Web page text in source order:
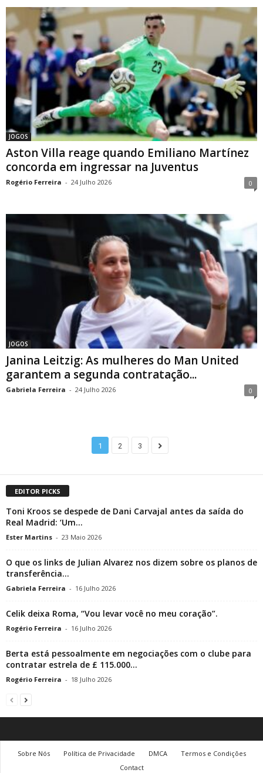
JOGOS
Aston Villa reage quando Emiliano Martínez
concorda em ingressar na Juventus
Rogério Ferreira - 24 Julho 2026 0
JOGOS
Janina Leitzig: As mulheres do Man United
garantem a segunda contratação...
Gabriela Ferreira - 24 Julho 2026 0
1 2 3
EDITOR PICKS
Toni Kroos se despede de Dani Carvajal antes da saída do
Real Madrid: ‘Um...
Ester Martins - 23 Maio 2026
O que os links de Julian Alvarez nos dizem sobre os planos de
transferência...
Gabriela Ferreira - 16 Julho 2026
Celik deixa Roma, “Vou levar você no meu coração”.
Rogério Ferreira - 16 Julho 2026
Berta está pessoalmente em negociações com o clube para
contratar estrela de £ 115.000...
Rogério Ferreira - 18 Julho 2026
Sobre Nós Política de Privacidade DMCA
Termos e Condições
Contact